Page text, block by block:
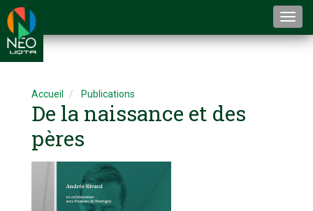
Accueil Publications
De la naissance et des
pères